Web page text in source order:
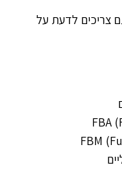
צריכים לדעת על